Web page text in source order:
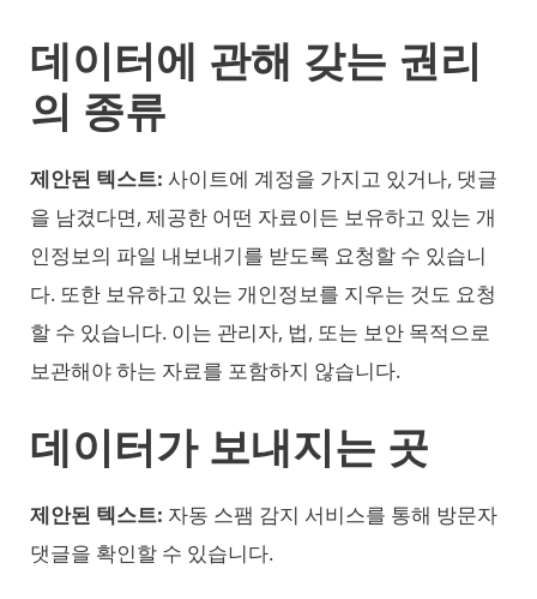
데이터에 관해 갖는 권리
의 종류
제안된 텍스트: 사이트에 계정을 가지고 있거나, 댓글
을 남겼다면, 제공한 어떤 자료이든 보유하고 있는 개
인정보의 파일 내보내기를 받도록 요청할 수 있습니
다. 또한 보유하고 있는 개인정보를 지우는 것도 요청
할 수 있습니다. 이는 관리자, 법, 또는 보안 목적으로
보관해야 하는 자료를 포함하지 않습니다.
데이터가 보내지는 곳
제안된 텍스트: 자동 스팸 감지 서비스를 통해 방문자
댓글을 확인할 수 있습니다.